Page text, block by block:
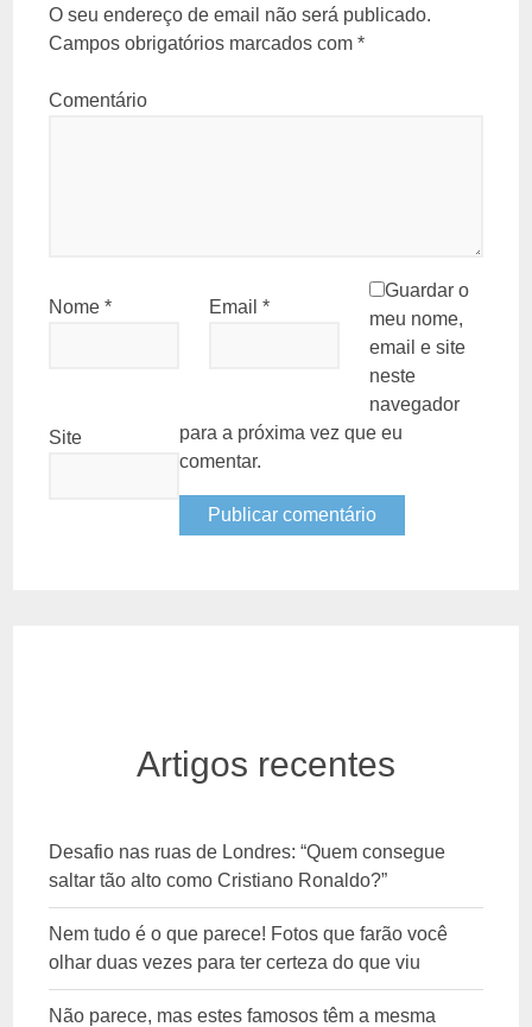
O seu endereço de email não será publicado.
Campos obrigatórios marcados com*
Comentário
Nome* Email *
Site
Guardar o
meu nome,
email e site
neste
navegador
para a próxima vez que eu
comentar.
Artigos recentes
Desafio nas ruas de Londres: “Quem consegue
saltar tão alto como Cristiano Ronaldo?”
Nem tudo é o que parece! Fotos que farão você
olhar duas vezes para ter certeza do que viu
Não parece, mas estes famosos têm a mesma